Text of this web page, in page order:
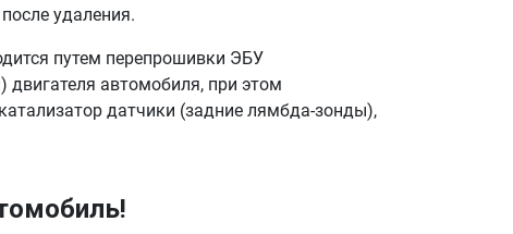
удаления.
путем перепрошивки ЭБУ
двигателя автомобиля, при этом
датчики (задние лямбда-зонды),